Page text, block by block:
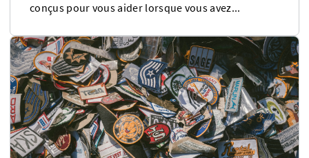
conçus pour vous aider lorsque vous avez...